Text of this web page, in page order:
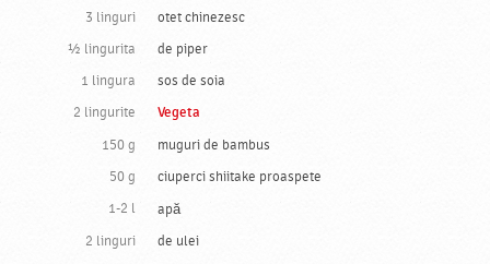
3 linguri otet chinezesc
½ lingurita de piper
1 lingura sos de soia
2 lingurite Vegeta
150 g muguri de bambus
50 g ciuperci shiitake proaspete
1-2 l apă
2 linguri de ulei